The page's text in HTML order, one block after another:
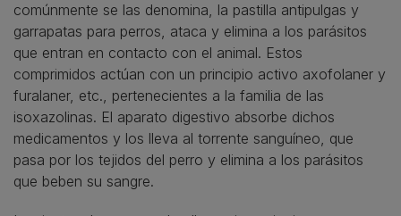
comúnmente se las denomina, la pastilla antipulgas y
garrapatas para perros, ataca y elimina a los parásitos
que entran en contacto con el animal. Estos
comprimidos actúan con un principio activo axofolaner y
furalaner, etc., pertenecientes a la familia de las
isoxazolinas. El aparato digestivo absorbe dichos
medicamentos y los lleva al torrente sanguíneo, que
pasa por los tejidos del perro y elimina a los parásitos
que beben su sangre.